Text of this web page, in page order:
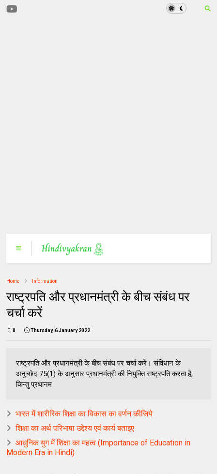
Home Information
राष्ट्रपति और प्रधानमंत्री के बीच संबंध पर
चर्चा करें
0 Thursday, 6 January 2022
राष्ट्रपति और प्रधानमंत्री के बीच संबंध पर चर्चा करें। संविधान के
अनुच्छेद 75(1) के अनुसार प्रधानमंत्री की नियुक्ति राष्ट्रपति करता है,
किन्तु प्रधानम
भारत में शारीरिक शिक्षा का विकास का वर्णन कीजिये
शिक्षा का अर्थ परिभाषा उद्देश्य एवं कार्य बताइए
आधुनिक युग में शिक्षा का महत्व (Importance of Education in
Modern Era in Hindi)